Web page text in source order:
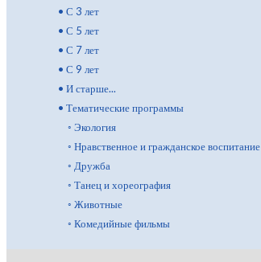
• С 3 лет
• С 5 лет
• С 7 лет
• С 9 лет
• И старше...
• Тематические программы
◦ Экология
◦ Нравственное и гражданское воспитание
◦ Дружба
◦ Танец и хореография
◦ Животные
◦ Комедийные фильмы